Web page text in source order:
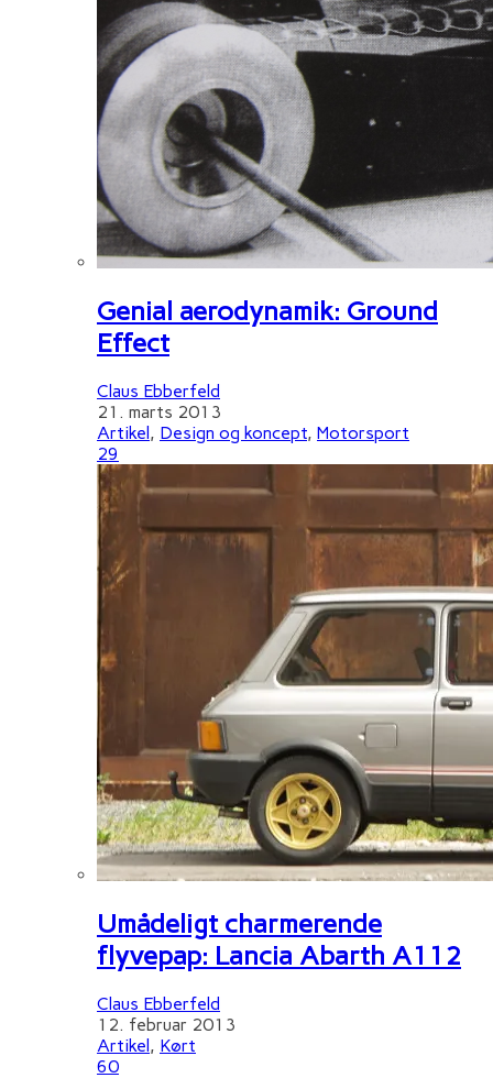
Genial aerodynamik: Ground
Effect
Claus Ebberfeld
21. marts 2013
Artikel, Design og koncept, Motorsport
29
Umådeligt charmerende
flyvepap: Lancia Abarth A112
Claus Ebberfeld
12. februar 2013
Artikel, Kørt
60